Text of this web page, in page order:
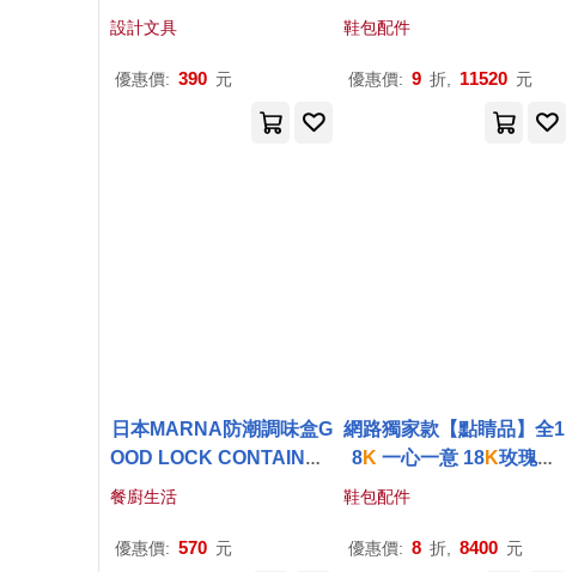
設計文具
優惠價: 390 元
鞋包配件
優惠價: 9 折, 11520 元
日本MARNA防潮調味盒G
OOD LOCK CONTAINER
密封香料收納盒
按即開)廚房料理盒香料保
餐廚生活
優惠價: 570 元
網路獨家款【點睛品】全1
8K 一心一意 18K玫瑰金
鞋包配件
優惠價: 8 折, 8400 元